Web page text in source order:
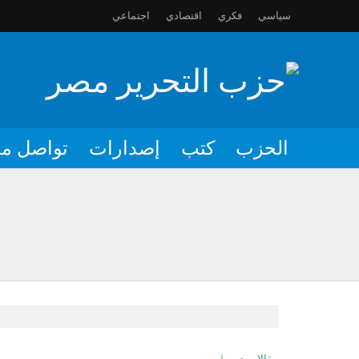
سياسي فكري اقتصادي اجتماعي
الحزب كتب إصدارات تواصل